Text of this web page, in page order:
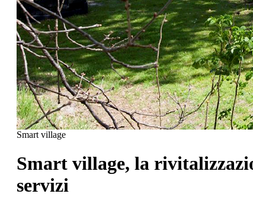
Smart village
Smart village, la
servizi